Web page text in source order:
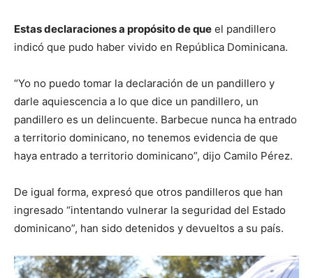
Estas declaraciones a propósito de que el pandillero
indicó que pudo haber vivido en República Dominicana.
“Yo no puedo tomar la declaración de un pandillero y
darle aquiescencia a lo que dice un pandillero, un
pandillero es un delincuente. Barbecue nunca ha entrado
a territorio dominicano, no tenemos evidencia de que
haya entrado a territorio dominicano”, dijo Camilo Pérez.
De igual forma, expresó que otros pandilleros que han
ingresado “intentando vulnerar la seguridad del Estado
dominicano”, han sido detenidos y devueltos a su país.